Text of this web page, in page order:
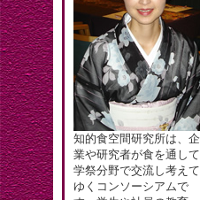
知的食空間研究所は、企
業や研究者が食を通して
学祭分野で交流し考えて
ゆくコンソーシアムで